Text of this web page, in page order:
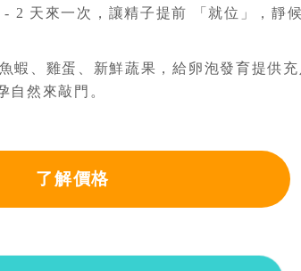
2 天來一次，讓精子提前 「就位」，靜
蝦、雞蛋、新鮮蔬果，給卵泡發育提供充
自然來敲門。
了解價格